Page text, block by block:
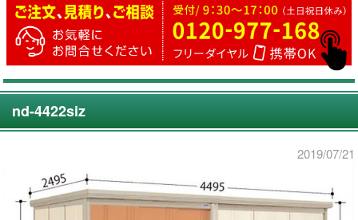
nd-4422siz
2019/07/21